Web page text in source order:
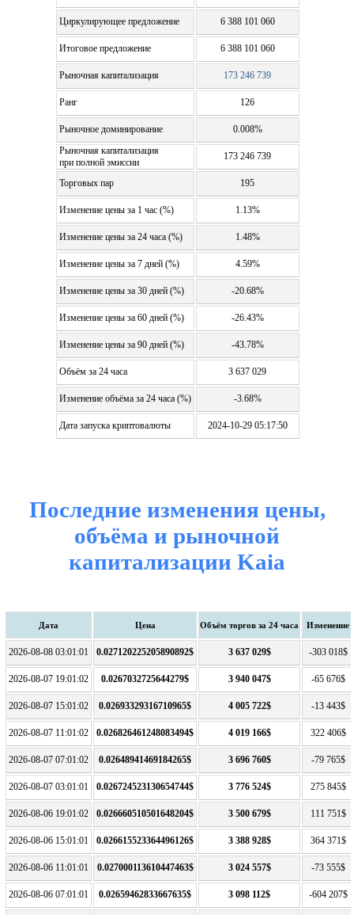
Циркулирующее предложение 6 388 101 060
Итоговое предложение 6 388 101 060
Рыночная капитализация 173 246 739
Ранг 126
Рыночное доминирование
0.008%
Рыночная капитализация
при полной эмиссии
173 246 739
Торговых пар 195
Изменение цены за 1 час (%) 1.13%
Изменение цены за 24 часа (%) 1.48%
Изменение цены за 7 дней (%) 4.59%
Изменение цены за 30 дней (%) -20.68%
Изменение цены за 60 дней (%) -26.43%
Изменение цены за 90 дней (%) -43.78%
Объём за 24 часа 3 637 029
Изменение объёма за 24 часа (%) -3.68%
Дата запуска криптовалюты 2024-10-29 05:17:50
Последние изменения цены,
объёма и рыночной
капитализации Kaia
Дата Цена Объём торгов за 24 часа Изменение
2026-08-08 03:01:01 0.027120225205890892$ 3 637 029$ -303 018$
2026-08-07 19:01:02 0.0267032725644279$ 3 940 047$ -65 676$
2026-08-07 15:01:02 0.02693329316710965$ 4 005 722$ -13 443$
2026-08-07 11:01:02 0.026826461248083494$ 4 019 166$ 322 406$
2026-08-07 07:01:02 0.02648941469184265$ 3 696 760$ -79 765$
2026-08-07 03:01:01 0.026724523130654744$ 3 776 524$ 275 845$
2026-08-06 19:01:02 0.026660510501648204$ 3 500 679$ 111 751$
2026-08-06 15:01:01 0.026615523364496126$ 3 388 928$ 364 371$
2026-08-06 11:01:01 0.027000113610447463$ 3 024 557$ -73 555$
2026-08-06 07:01:01 0.02659462833667635$ 3 098 112$ -604 207$